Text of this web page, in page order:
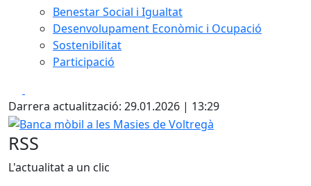
Benestar Social i Igualtat
Desenvolupament Econòmic i Ocupació
Sostenibilitat
Participació
Darrera actualització: 29.01.2026 | 13:29
Banca mòbil a les Masies de Voltregà
RSS
L'actualitat a un clic